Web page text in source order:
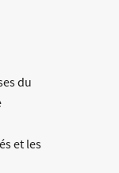
du
et les